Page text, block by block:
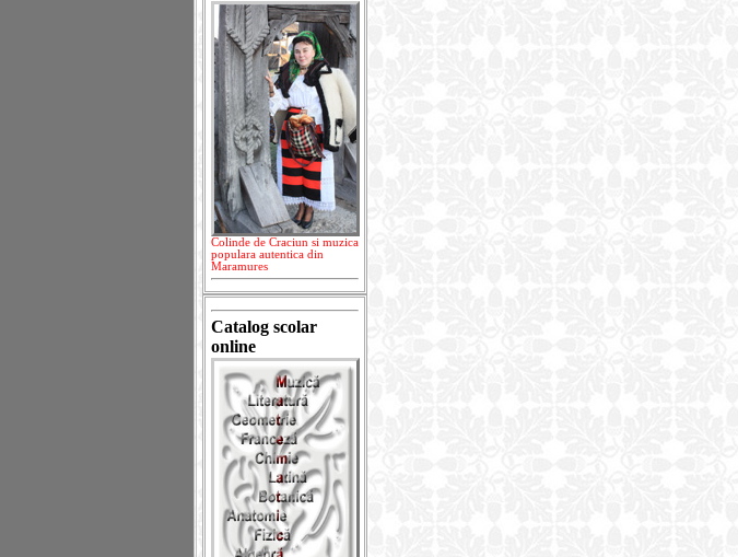
Colinde de Craciun si muzica
populara autentica din
Maramures
Catalog scolar
online